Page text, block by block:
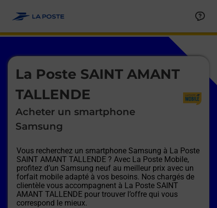
La Poste SAINT AMANT
TALLENDE
Acheter un smartphone
Samsung
Vous recherchez un smartphone Samsung à La Poste
SAINT AMANT TALLENDE ? Avec La Poste Mobile,
profitez d’un Samsung neuf au meilleur prix avec un
forfait mobile adapté à vos besoins. Nos chargés de
clientèle vous accompagnent à La Poste SAINT
AMANT TALLENDE pour trouver l’offre qui vous
correspond le mieux.
Le lien s'ouvre dans un nouvel onglet